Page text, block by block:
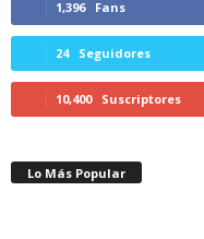
1,396 Fans
24 Seguidores
10,400 Suscriptores
Lo Más Popular